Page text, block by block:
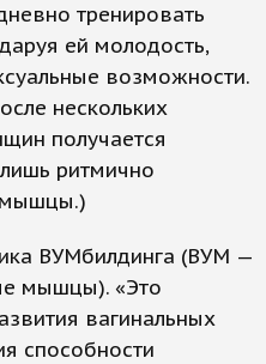
тренировать
ей молодость,
возможности.
нескольких
получается
ритмично
ВУМбилдинга (ВУМ —
мышцы). «Это
вагинальных
способности